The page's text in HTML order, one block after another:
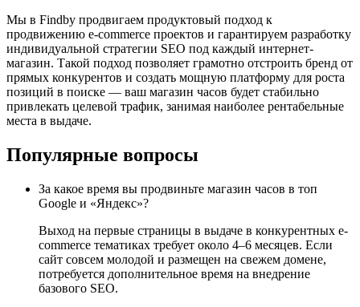
Мы в Findby продвигаем продуктовый подход к
продвижению e-commerce проектов и гарантируем разработку
индивидуальной стратегии SEO под каждый интернет-
магазин. Такой подход позволяет грамотно отстроить бренд от
прямых конкурентов и создать мощную платформу для роста
позиций в поиске — ваш магазин часов будет стабильно
привлекать целевой трафик, занимая наиболее рентабельные
места в выдаче.
Популярные вопросы
За какое время вы продвиньте магазин часов в топ
Google и «Яндекс»?
Выход на первые страницы в выдаче в конкурентных e-
commerce тематиках требует около 4–6 месяцев. Если
сайт совсем молодой и размещен на свежем домене,
потребуется дополнительное время на внедрение
базового SEO.